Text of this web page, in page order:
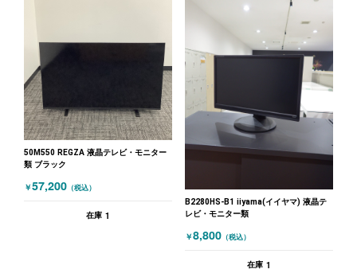
50M550 REGZA 液晶テレビ・モニター
類 ブラック
￥57,200 （税込）
在庫 1
B2280HS-B1 iiyama(イイヤマ) 液晶テ
レビ・モニター類
￥8,800 （税込）
在庫 1